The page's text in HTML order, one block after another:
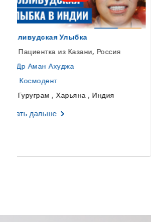
ЭКО
Лечение Эко У Женщин в Индии
Др Астха Гупта
Дели Центр ЭКО и фертильности
Дели , Дели , Индия
читать дальше